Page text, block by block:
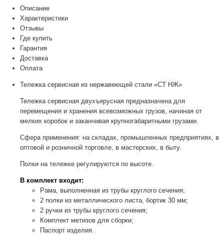
Описание
Характеристики
Отзывы
Где купить
Гарантия
Доставка
Оплата
Тележка сервисная из нержавеющей стали «СТ НЖ»
Тележка сервисная двухъярусная предназначена для
перемещения и хранения всевозможных грузов, начиная от
мелких коробок и заканчивая крупногабаритными грузами.
Сфера применения: на складах, промышленных предприятиях, в
оптовой и розничной торговле, в мастерских, в быту.
Полки на тележке регулируются по высоте.
В комплект входит:
Рама, выполненная из трубы круглого сечения;
2 полки из металлического листа, бортик 30 мм;
2 ручки из трубы круглого сечения;
Комплект метизов для сборки;
Паспорт изделия.